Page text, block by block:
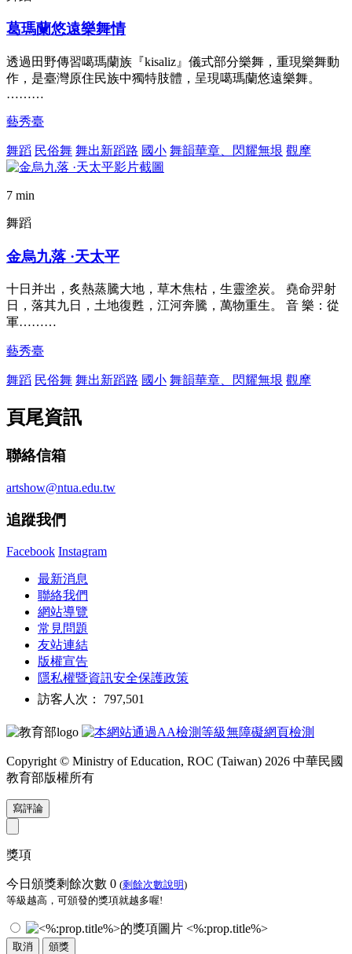
葛瑪蘭悠遠樂舞情
透過田野傳習噶瑪蘭族『kisaliz』儀式部分樂舞，重現樂舞動
作，是臺灣原住民族中獨特肢體，呈現噶瑪蘭悠遠樂舞。
………
藝秀臺
舞蹈 民俗舞 舞出新蹈路 國小 舞韻華章、閃耀無垠 觀摩
7 min
舞蹈
金烏九落 ·天太平
十日并出，炙熱蒸騰大地，草木焦枯，生靈塗炭。 堯命羿射
日，落其九日，土地復甦，江河奔騰，萬物重生。 音 樂：從
軍………
藝秀臺
舞蹈 民俗舞 舞出新蹈路 國小 舞韻華章、閃耀無垠 觀摩
頁尾資訊
聯絡信箱
artshow@ntua.edu.tw
追蹤我們
Facebook Instagram
最新消息
聯絡我們
網站導覽
常見問題
友站連結
版權宣告
隱私權暨資訊安全保護政策
訪客人次： 797,501
Copyright © Ministry of Education, ROC (Taiwan) 2026 中華民國
教育部版權所有
寫評論
獎項
今日頒獎剩餘次數 0 (剩餘次數說明)
等級越高，可頒發的獎項就越多喔!
<%:prop.title%>
取消 頒獎